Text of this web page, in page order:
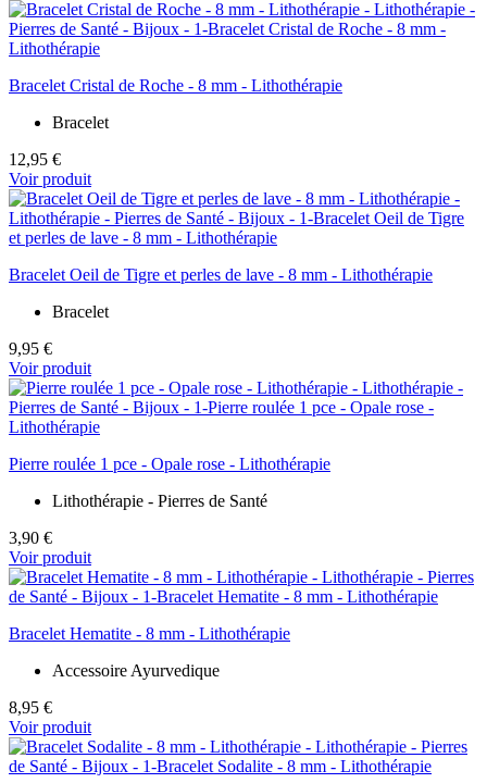
Bracelet Cristal de Roche - 8 mm - Lithothérapie
Bracelet
12,95 €
Voir produit
Bracelet Oeil de Tigre et perles de lave - 8 mm - Lithothérapie
Bracelet
9,95 €
Voir produit
Pierre roulée 1 pce - Opale rose - Lithothérapie
Lithothérapie - Pierres de Santé
3,90 €
Voir produit
Bracelet Hematite - 8 mm - Lithothérapie
Accessoire Ayurvedique
8,95 €
Voir produit